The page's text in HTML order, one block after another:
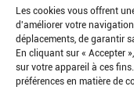
Tél. : 717-490-1513
Adresse : 1050 Kreider
Suite 500, Middletown,
PA 17057
Les cookies vous offrent
d'améliorer votre
déplacements, de garantir
En cliquant sur « Accepter
sur votre appareil à ces
préférences en matière de